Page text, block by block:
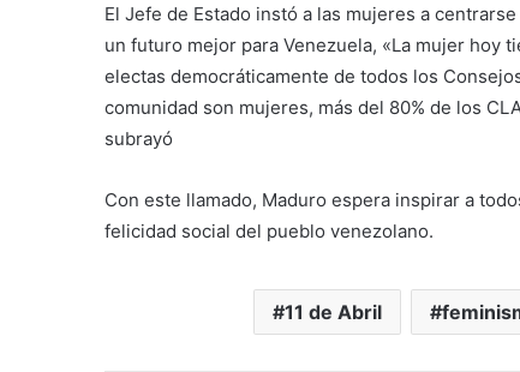
El Jefe de Estado instó a las mujeres a
un futuro mejor para Venezuela, «La mujer hoy
electas democráticamente de todos los
comunidad son mujeres, más del 80% de los
subrayó
Con este llamado, Maduro espera inspirar a
felicidad social del pueblo venezolano.
11 de Abril